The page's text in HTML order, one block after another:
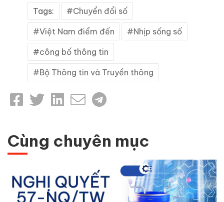
Tags: Chuyển đổi số
Việt Nam điểm đến Nhịp sống số
công bố thông tin
Bộ Thông tin và Truyền thông
Cùng chuyên mục